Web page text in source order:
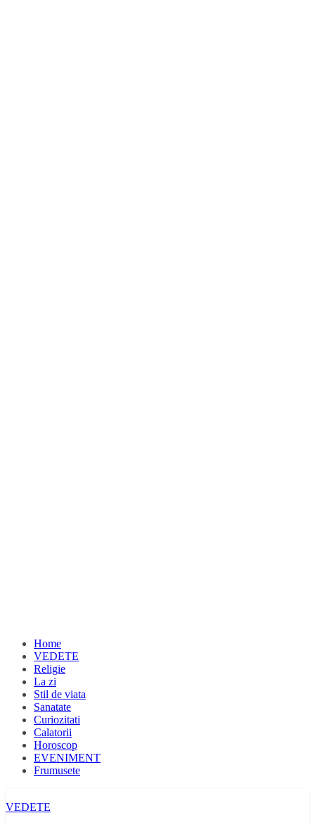
Home
VEDETE
Religie
La zi
Stil de viata
Sanatate
Curiozitati
Calatorii
Horoscop
EVENIMENT
Frumusete
VEDETE